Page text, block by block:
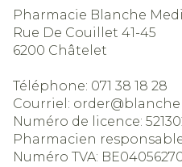
Pharmacie Blanche
Rue De Couillet 41-45
6200 Châtelet
Téléphone: 071 38 18 28
Courriel: order@
Numéro de licence:
Pharmacien
Numéro TVA: